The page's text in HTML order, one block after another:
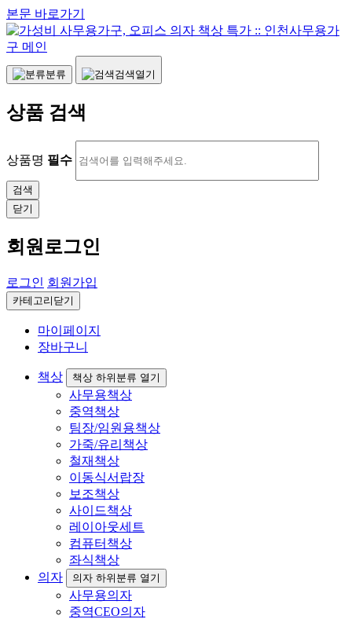
본문 바로가기
분류 검색열기
상품 검색
상품명 필수
닫기
회원로그인
로그인 회원가입
카테고리닫기
마이페이지
장바구니
책상 책상 하위분류 열기
사무용책상
중역책상
팀장/임원용책상
가죽/유리책상
철재책상
이동식서랍장
보조책상
사이드책상
레이아웃세트
컴퓨터책상
좌식책상
의자
의자 하위분류 열기
사무용의자
중역CEO의자